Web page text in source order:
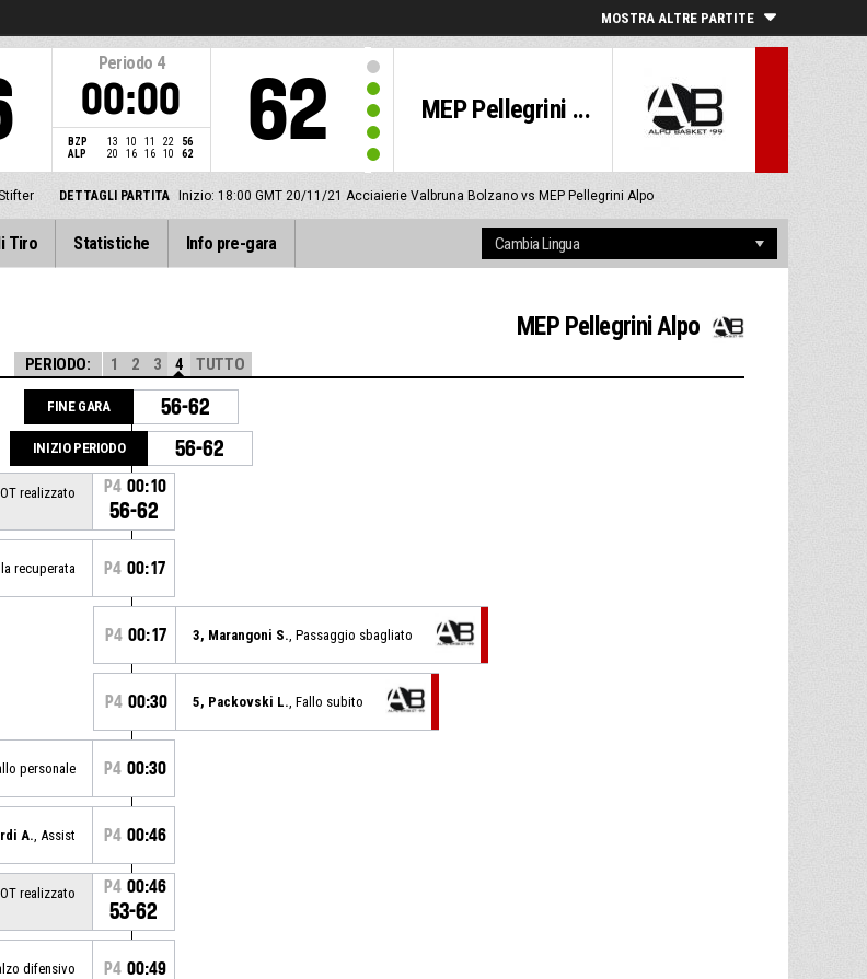
MOSTRA ALTRE PARTITE
Periodo 4
00:00
BZP 13 10 11 22
56
ALP
20 16 16 10 62
MEP Pellegrini ...
62
DETTAGLI PARTITA Inizio: 18:00 GMT 20/11/21 Acciaierie Valbruna Bolzano vs MEP Pellegrini Alpo
Tiro Statistiche Info pre-gara
MEP Pellegrini Alpo
PERIODO: 1 2 3 4 TUTTO
FINE GARA 56-62
INIZIO PERIODO 56-62
realizzato
P4 00:10
56-62
recuperata P4 00:17
P4 00:17 3, Marangoni S. , Passaggio sbagliato
P4 00:30 5, Packovski L. , Fallo subito
personale P4 00:30
A. , Assist P4 00:46
realizzato
P4 00:46
53-62
difensivo P4 00:49